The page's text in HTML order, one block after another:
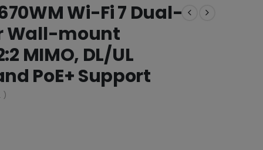
Wi-Fi 7 Dual-
Wall-mount
MIMO, DL/UL
PoE+ Support
)